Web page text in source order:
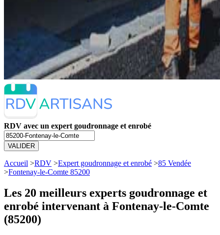
RDV avec un expert goudronnage et enrobé
VALIDER
Accueil >RDV >Expert goudronnage et enrobé >85 Vendée
>Fontenay-le-Comte 85200
Les 20 meilleurs experts goudronnage et
enrobé intervenant à Fontenay-le-Comte
(85200)